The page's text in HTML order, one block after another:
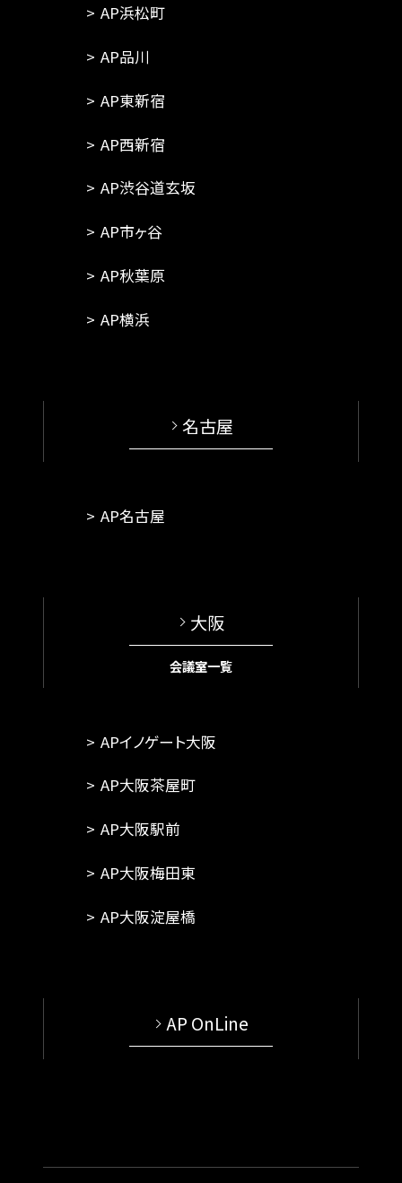
AP浜松町
AP品川
AP東新宿
AP西新宿
AP渋谷道玄坂
AP市ヶ谷
AP秋葉原
AP横浜
名古屋
AP名古屋
大阪
会議室一覧
APイノゲート大阪
AP大阪茶屋町
AP大阪駅前
AP大阪梅田東
AP大阪淀屋橋
AP OnLine